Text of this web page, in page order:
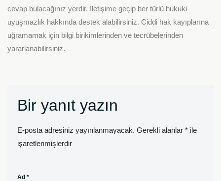
cevap bulacağınız yerdir. İletişime geçip her türlü hukuki
uyuşmazlık hakkında destek alabilirsiniz. Ciddi hak kayıplarına
uğramamak için bilgi birikimlerinden ve tecrübelerinden
yararlanabilirsiniz.
Bir yanıt yazın
E-posta adresiniz yayınlanmayacak. Gerekli alanlar * ile
işaretlenmişlerdir
Ad *